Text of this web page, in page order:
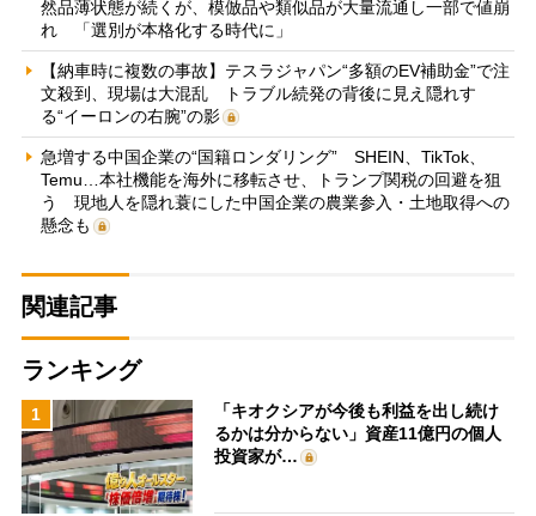
然品薄状態が続くが、模倣品や類似品が大量流通し一部で値崩
れ 「選別が本格化する時代に」
【納車時に複数の事故】テスラジャパン“多額のEV補助金”で注
文殺到、現場は大混乱 トラブル続発の背後に見え隠れす
る“イーロンの右腕”の影
急増する中国企業の“国籍ロンダリング” SHEIN、TikTok、
Temu…本社機能を海外に移転させ、トランプ関税の回避を狙
う 現地人を隠れ蓑にした中国企業の農業参入・土地取得への
懸念も
関連記事
ランキング
1
「キオクシアが今後も利益を出し続け
るかは分からない」資産11億円の個人
投資家が…